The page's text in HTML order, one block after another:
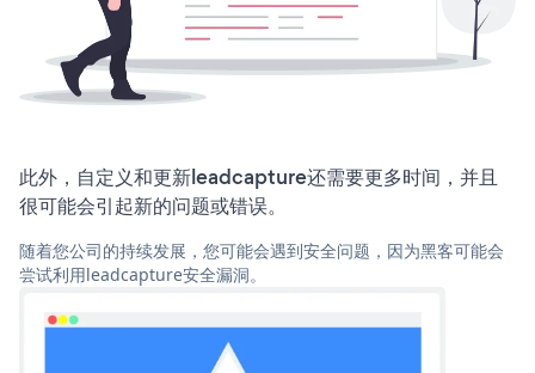
此外，自定义和更新leadcapture还需要更多时间，并且
很可能会引起新的问题或错误。
随着您公司的持续发展，您可能会遇到安全问题，因为黑客可能会
尝试利用leadcapture安全漏洞。